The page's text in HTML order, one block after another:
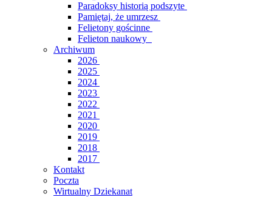
Paradoksy historią podszyte
Pamiętaj, że umrzesz
Felietony gościnne
Felieton naukowy
Archiwum
2026
2025
2024
2023
2022
2021
2020
2019
2018
2017
Kontakt
Poczta
Wirtualny Dziekanat